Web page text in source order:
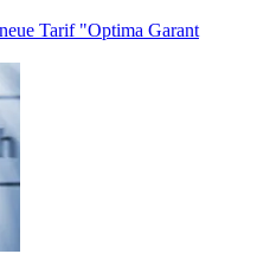
Tarif "Optima Garant